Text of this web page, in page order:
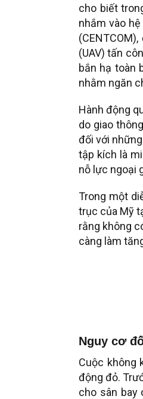
cho biết
nhắm vào
(UAV) tấn
bắn hạ toàn
nhằm ngăn
Hành động
do giao
đối với
tập kích là
nỗ lực ngoại
Trong một
trục của Mỹ
rằng không
càng làm
Nguy cơ
Cuộc không
động đỏ.
cho sân bay